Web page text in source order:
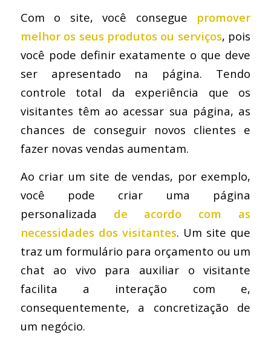
Com o site, você consegue promover
melhor os seus produtos ou serviços, pois
você pode definir exatamente o que deve
ser apresentado na página. Tendo
controle total da experiência que os
visitantes têm ao acessar sua página, as
chances de conseguir novos clientes e
fazer novas vendas aumentam.
Ao criar um site de vendas, por exemplo,
você pode criar uma página
personalizada de acordo com as
necessidades dos visitantes. Um site que
traz um formulário para orçamento ou um
chat ao vivo para auxiliar o visitante
facilita a interação com e,
consequentemente, a concretização de
um negócio.